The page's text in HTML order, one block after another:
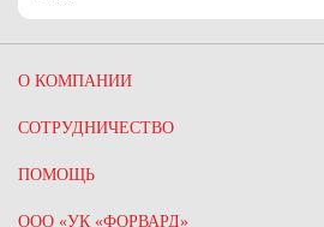
О КОМПАНИИ
СОТРУДНИЧЕСТВО
ПОМОЩЬ
ООО «УК «ФОРВАРД»